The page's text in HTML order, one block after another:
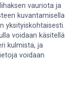
vauriota ja
kuvantamisella
yksityiskohtaisesti.
voidaan käsitellä
kulmista, ja
voidaan